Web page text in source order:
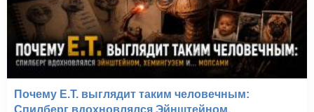
Почему E.T. выглядит таким человечным:
Спилберг вдохновлялся Эйнштейном,